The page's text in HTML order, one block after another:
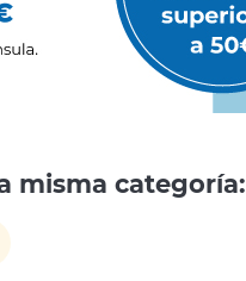
misma categoría: